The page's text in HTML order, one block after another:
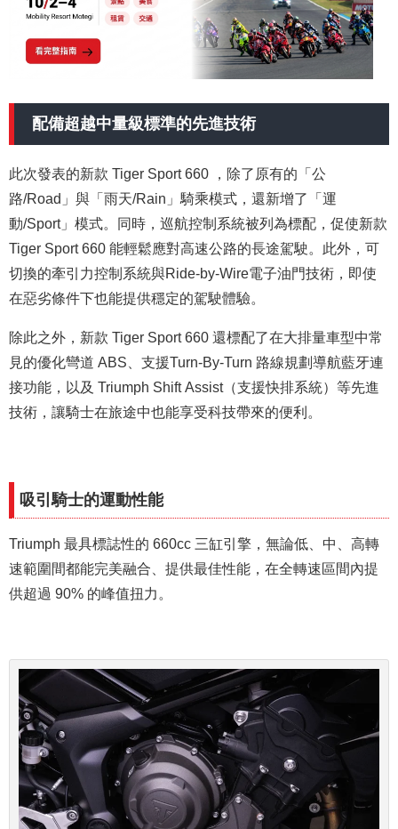
配備超越中量級標準的先進技術
此次發表的新款 Tiger Sport 660 ，除了原有的「公
路/Road」與「雨天/Rain」騎乘模式，還新增了「運
動/Sport」模式。同時，巡航控制系統被列為標配，促使新款
Tiger Sport 660 能輕鬆應對高速公路的長途駕駛。此外，可
切換的牽引力控制系統與Ride-by-Wire電子油門技術，即使
在惡劣條件下也能提供穩定的駕駛體驗。
除此之外，新款 Tiger Sport 660 還標配了在大排量車型中常
見的優化彎道 ABS、支援Turn-By-Turn 路線規劃導航藍牙連
接功能，以及 Triumph Shift Assist（支援快排系統）等先進
技術，讓騎士在旅途中也能享受科技帶來的便利。
吸引騎士的運動性能
Triumph 最具標誌性的 660cc 三缸引擎，無論低、中、高轉
速範圍間都能完美融合、提供最佳性能，在全轉速區間內提
供超過 90% 的峰值扭力。